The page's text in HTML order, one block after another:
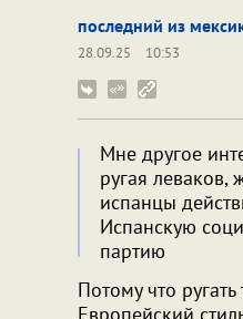
последний из
28.09.25
10:53
Мне другое
ругая леваков,
испанцы
Испанскую
партию
Потому что
Европейский